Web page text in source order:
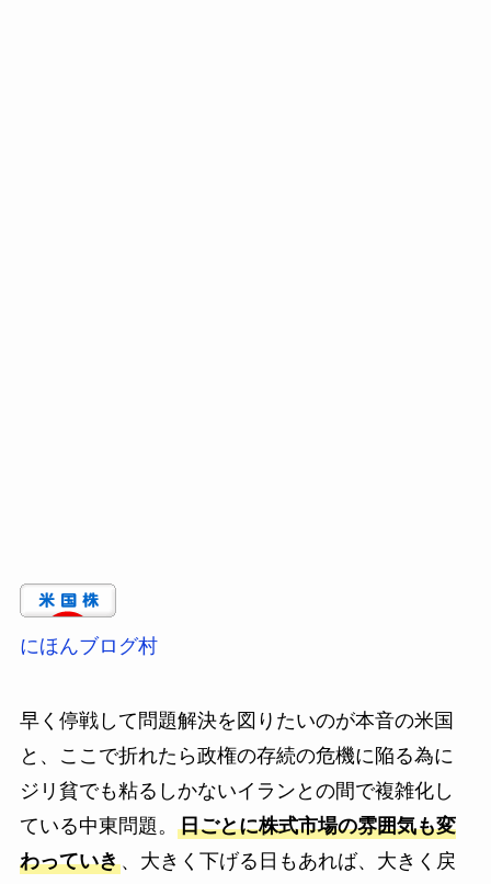
にほんブログ村
早く停戦して問題解決を図りたいのが本音の米国
と、ここで折れたら政権の存続の危機に陥る為に
ジリ貧でも粘るしかないイランとの間で複雑化し
ている中東問題。 日ごとに株式市場の雰囲気も変
わっていき、大きく下げる日もあれば、大きく戻